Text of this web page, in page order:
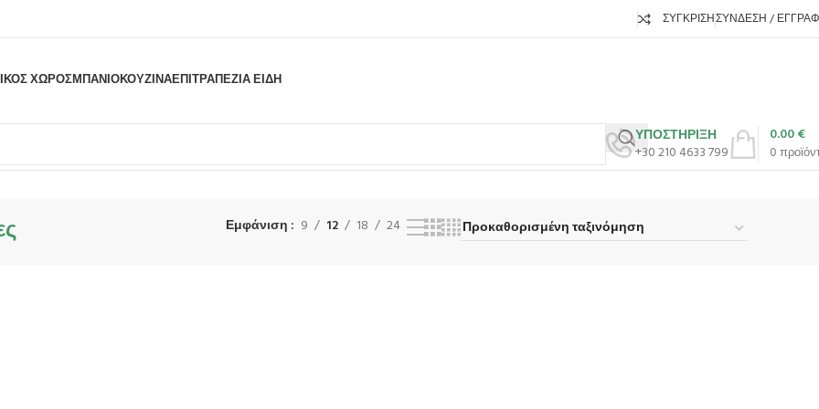
ΣΎΓΚΡΙΣΗΣΎΝΔΕΣΗ /
ΧΩΡΟΣΜΠΆΝΙΟΚΟΥΖΊΝΑΕΠΙΤΡΑΠΈΖΙΑ ΕΊΔΗ
ΥΠΟΣΤΗΡΙΞΗ
+30 210 4633 799
0
0.00€
Εμφάνιση του μοναδικού αποτελέσματος
Εμφάνιση 9 12 18 24